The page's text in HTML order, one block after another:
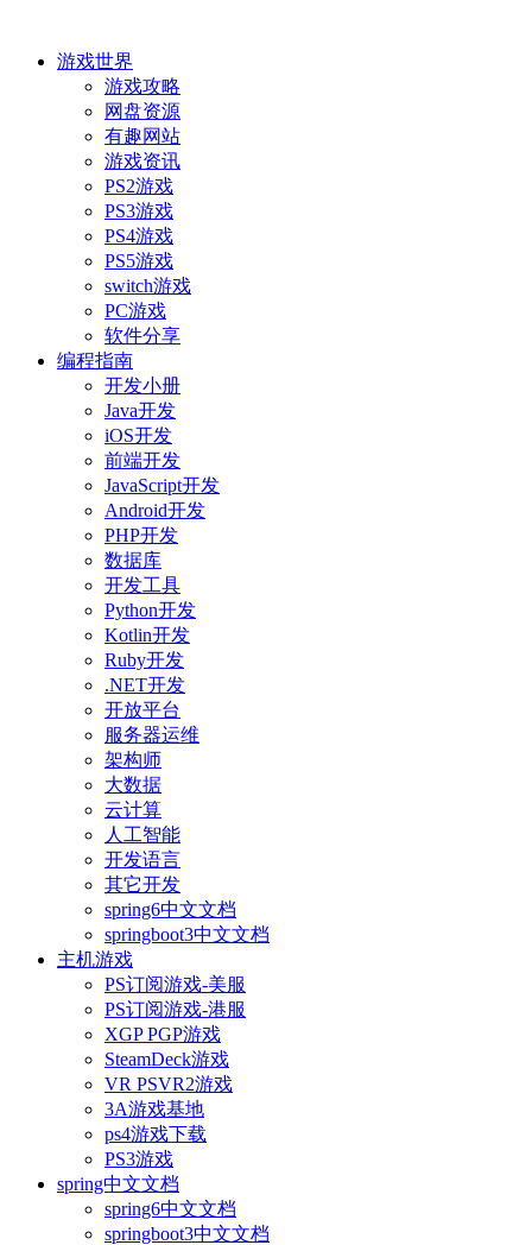
游戏世界
游戏攻略
网盘资源
有趣网站
游戏资讯
PS2游戏
PS3游戏
PS4游戏
PS5游戏
switch游戏
PC游戏
软件分享
编程指南
开发小册
Java开发
iOS开发
前端开发
JavaScript开发
Android开发
PHP开发
数据库
开发工具
Python开发
Kotlin开发
Ruby开发
.NET开发
开放平台
服务器运维
架构师
大数据
云计算
人工智能
开发语言
其它开发
spring6中文文档
springboot3中文文档
主机游戏
PS订阅游戏-美服
PS订阅游戏-港服
XGP PGP游戏
SteamDeck游戏
VR PSVR2游戏
3A游戏基地
ps4游戏下载
PS3游戏
spring中文文档
spring6中文文档
springboot3中文文档